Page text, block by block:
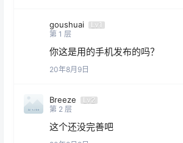
goushuai
Lv1
第 1 层
你这是用的手机发布的吗？
20年8月9日
Breeze
Lv2
第 2 层
这个还没完善吧